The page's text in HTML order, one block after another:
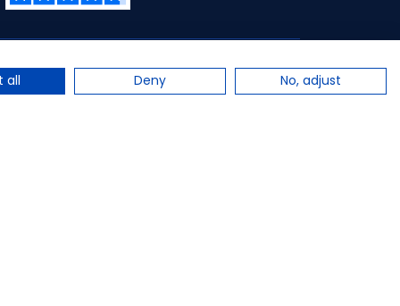
all Deny No, adjust